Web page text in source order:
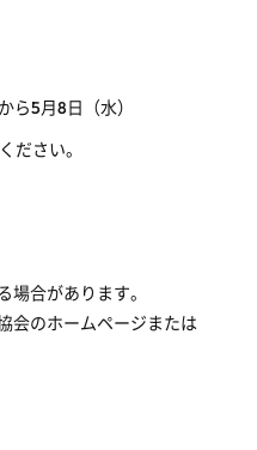
ら5月8日（水）
ださい。
合があります。
会のホームページまたは